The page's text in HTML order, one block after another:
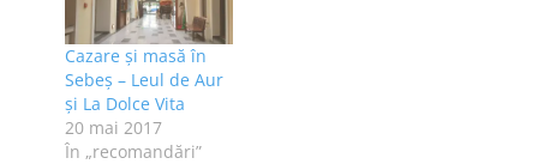
Cazare și masă în
Sebeș – Leul de Aur
și La Dolce Vita
20 mai 2017
În „recomandări”